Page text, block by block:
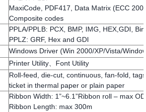
MaxiCode, PDF417, Data Matrix (ECC
Composite codes
PPLA/PPLB: PCX, BMP, IMG, HEX,GDI,
PPLZ: GRF, Hex and GDI
Windows Driver (Win 2000/XP/Vista/
Printer Utility、Font Utility
Roll-feed, die-cut, continuous, fan-fold,
ticket in thermal paper or plain paper
Ribbon Width: 1”~6.1”Ribbon roll – max
Ribbon Length: max 300m